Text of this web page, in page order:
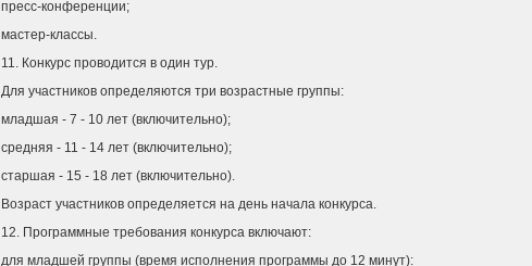
пресс-конференции;
мастер-классы.
11. Конкурс проводится в один тур.
Для участников определяются три возрастные группы:
младшая - 7 - 10 лет (включительно);
средняя - 11 - 14 лет (включительно);
старшая - 15 - 18 лет (включительно).
Возраст участников определяется на день начала конкурса.
12. Программные требования конкурса включают:
для младшей группы (время исполнения программы до 12 минут):